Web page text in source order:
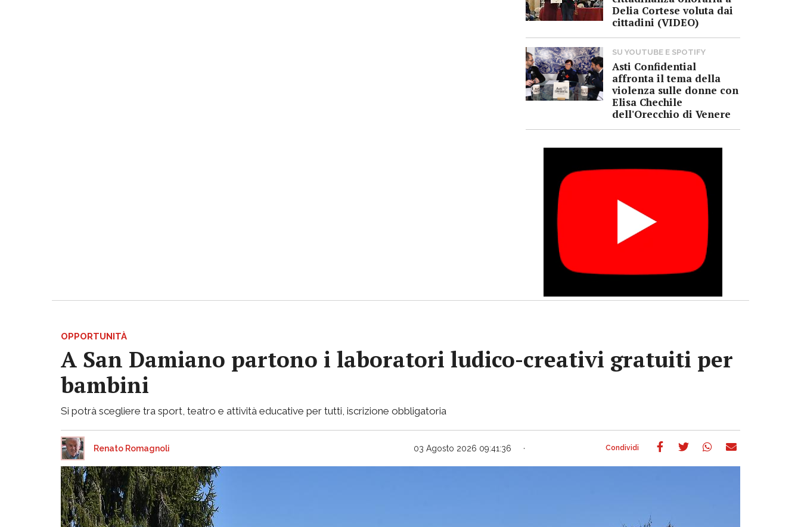
Delia Cortese voluta dai
cittadini (VIDEO)
SU YOUTUBE E SPOTIFY
Asti Confidential
affronta il tema della
violenza sulle donne con
Elisa Chechile
dell'Orecchio di Venere
OPPORTUNITÀ
A San Damiano partono i laboratori ludico-creativi gratuiti per
bambini
Si potrà scegliere tra sport, teatro e attività educative per tutti, iscrizione obbligatoria
Renato Romagnoli 03 Agosto 2026 09:41:36